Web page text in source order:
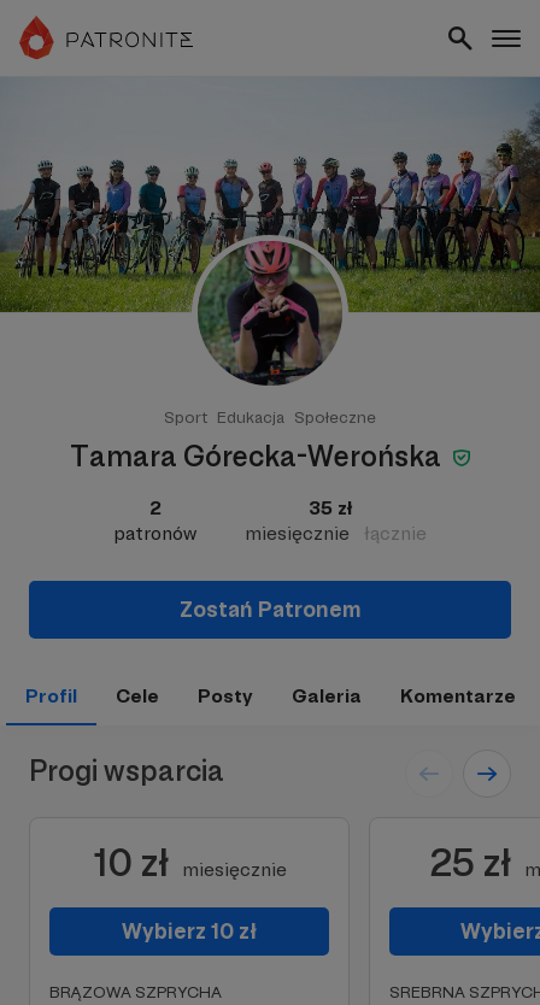
Sport Edukacja Społeczne
Tamara Górecka-Werońska
2
patronów
35 zł
miesięcznie
łącznie
Zostań Patronem
Profil Cele Posty Galeria Komentarze
Progi wsparcia
10 zł miesięcznie
Wybierz 10 zł
BRĄZOWA SZPRYCHA
25 zł
SREBRNA